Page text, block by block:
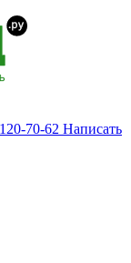
70-62 Написать